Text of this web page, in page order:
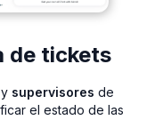
de tickets
y supervisores de
el estado de las